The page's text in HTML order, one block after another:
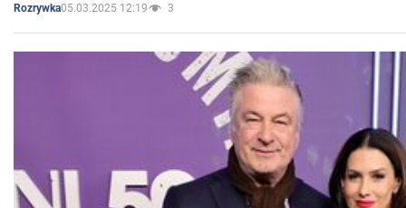
Rozrywka05.03.2025 12:19 3